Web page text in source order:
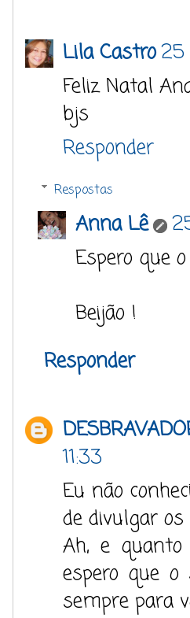
Lila Castro25
Feliz Natal
bjs
Responder
Respostas
Anna Lê
Espero que
Beijão !
Responder
11:33
Eu não
de divulgar os
Ah, e
espero que
sempre para